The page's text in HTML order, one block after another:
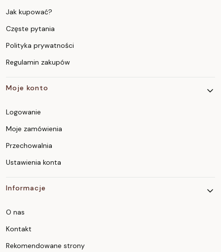
Jak kupować?
Częste pytania
Polityka prywatności
Regulamin zakupów
Moje konto
Logowanie
Moje zamówienia
Przechowalnia
Ustawienia konta
Informacje
O nas
Kontakt
Rekomendowane strony